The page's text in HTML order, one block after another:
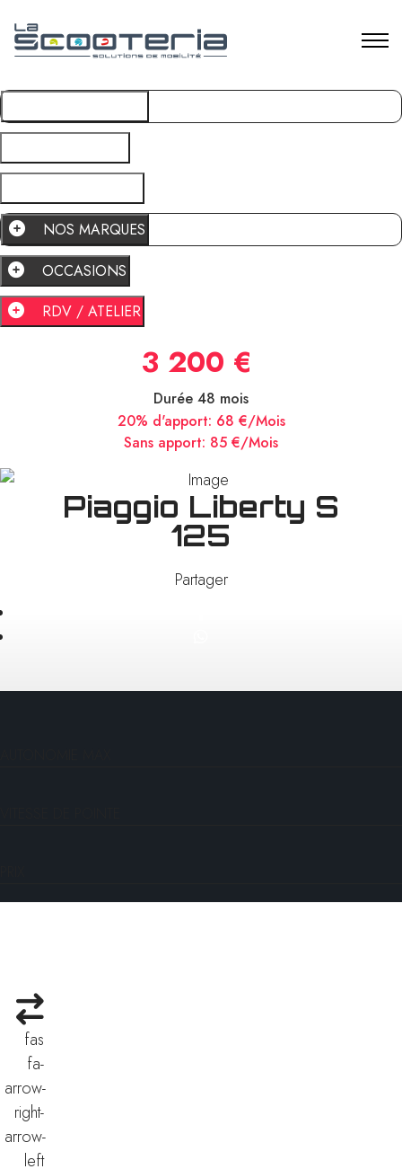
NOS MARQUES
OCCASIONS
RDV / ATELIER
3 200 €
Durée 48 mois
20% d'apport: 68 €/Mois
Sans apport: 85 €/Mois
Piaggio Liberty S
125
Partager
fas
fa-
arrow-
right-
arrow-
left